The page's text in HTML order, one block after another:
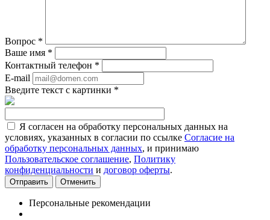
Вопрос *
Ваше имя *
Контактный телефон *
E-mail
Введите текст с картинки *
Я согласен на обработку персональных данных на
условиях, указанных в согласии по ссылке Согласие на
обработку персональных данных, и принимаю
Пользовательское соглашение, Политику
конфиденциальности и договор оферты.
Отменить
Персональные рекомендации